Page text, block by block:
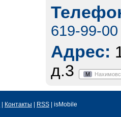
619-99-00
Адрес:
д.3
М
Контакты RSS | isMobile